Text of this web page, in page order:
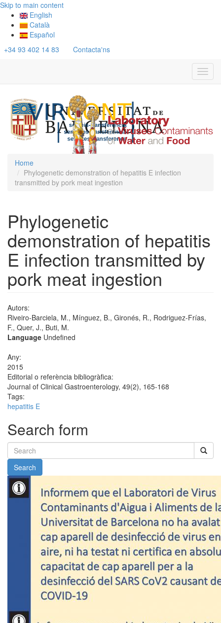
Skip to main content
English
Català
Español
+34 93 402 14 83
Contacta'ns
Home
Phylogenetic demonstration of hepatitis E infection
transmitted by pork meat ingestion
Phylogenetic
demonstration of hepatitis
E infection transmitted by
pork meat ingestion
Autors:
Riveiro-Barciela, M., Mínguez, B., Gironés, R., Rodriguez-Frías,
F., Quer, J., Buti, M.
Language Undefined
Any:
2015
Editorial o referència bibliogràfica:
Journal of Clinical Gastroenterology, 49(2), 165-168
Tags:
hepatitis E
Search form
Search